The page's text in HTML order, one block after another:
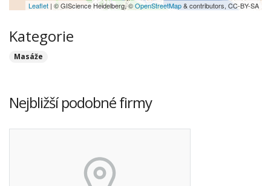
Leaflet | © GIScience Heidelberg, ©OpenStreetMap& contributors, CC-BY-SA
Kategorie
Masáže
Nejbližší podobné firmy